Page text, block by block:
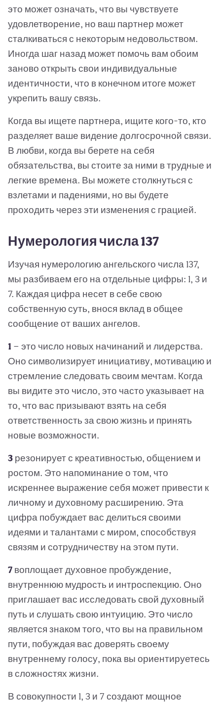
это может означать, что вы чувствуете
удовлетворение, но ваш партнер может
сталкиваться с некоторым недовольством.
Иногда шаг назад может помочь вам обоим
заново открыть свои индивидуальные
идентичности, что в конечном итоге может
укрепить вашу связь.
Когда вы ищете партнера, ищите кого-то, кто
разделяет ваше видение долгосрочной связи.
В любви, когда вы берете на себя
обязательства, вы стоите за ними в трудные и
легкие времена. Вы можете столкнуться с
взлетами и падениями, но вы будете
проходить через эти изменения с грацией.
Нумерология числа 137
Изучая нумерологию ангельского числа 137,
мы разбиваем его на отдельные цифры: 1, 3 и
7. Каждая цифра несет в себе свою
собственную суть, внося вклад в общее
сообщение от ваших ангелов.
1 — это число новых начинаний и лидерства.
Оно символизирует инициативу, мотивацию и
стремление следовать своим мечтам. Когда
вы видите это число, это часто указывает на
то, что вас призывают взять на себя
ответственность за свою жизнь и принять
новые возможности.
3 резонирует с креативностью, общением и
ростом. Это напоминание о том, что
искреннее выражение себя может привести к
личному и духовному расширению. Эта
цифра побуждает вас делиться своими
идеями и талантами с миром, способствуя
связям и сотрудничеству на этом пути.
7 воплощает духовное пробуждение,
внутреннюю мудрость и интроспекцию. Оно
приглашает вас исследовать свой духовный
путь и слушать свою интуицию. Это число
является знаком того, что вы на правильном
пути, побуждая вас доверять своему
внутреннему голосу, пока вы ориентируетесь
в сложностях жизни.
В совокупности 1, 3 и 7 создают мощное